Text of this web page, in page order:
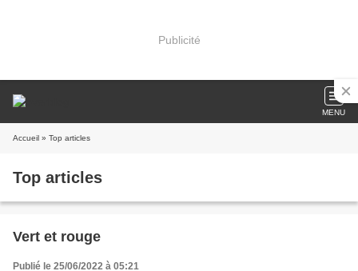
Publicité
MENU
Accueil » Top articles
Top articles
Vert et rouge
Publié le 25/06/2022 à 05:21